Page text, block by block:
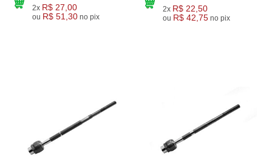
2x R$ 27,00
ou R$ 51,30 no pix
2x R$ 22,50
ou R$ 42,75 no pix